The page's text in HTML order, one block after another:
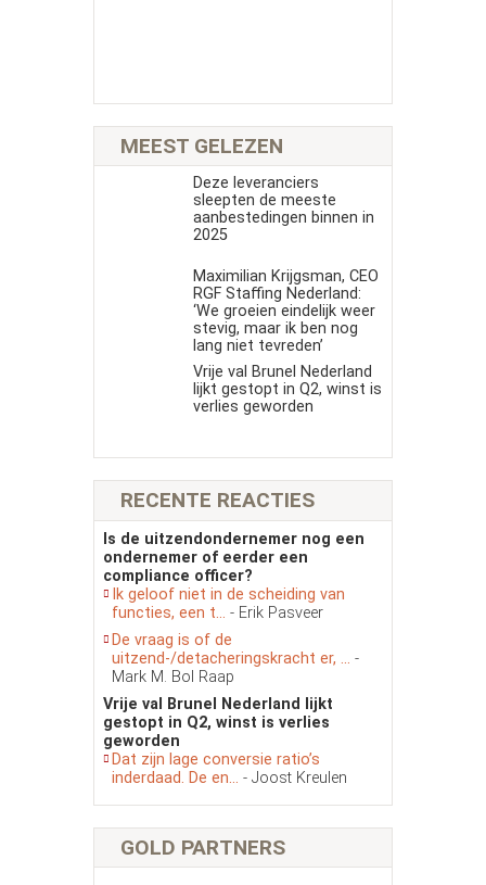
MEEST GELEZEN
Deze leveranciers
sleepten de meeste
aanbestedingen binnen in
2025
Maximilian Krijgsman, CEO
RGF Staffing Nederland:
‘We groeien eindelijk weer
stevig, maar ik ben nog
lang niet tevreden’
Vrije val Brunel Nederland
lijkt gestopt in Q2, winst is
verlies geworden
RECENTE REACTIES
Is de uitzendondernemer nog een
ondernemer of eerder een
compliance officer?
Ik geloof niet in de scheiding van
functies, een t... - Erik Pasveer
De vraag is of de
uitzend-/detacheringskracht er, ... -
Mark M. Bol Raap
Vrije val Brunel Nederland lijkt
gestopt in Q2, winst is verlies
geworden
Dat zijn lage conversie ratio’s
inderdaad. De en... - Joost Kreulen
GOLD PARTNERS